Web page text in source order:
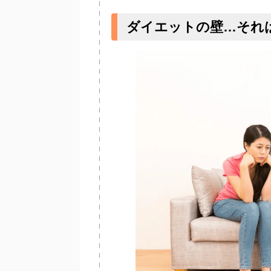
ダイエットの壁…それ